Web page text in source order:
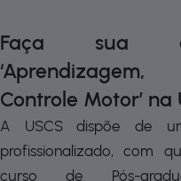
Faça sua
Controle Motor’ na
A USCS dispõe de
profissionalizado, com
curso de Pós-